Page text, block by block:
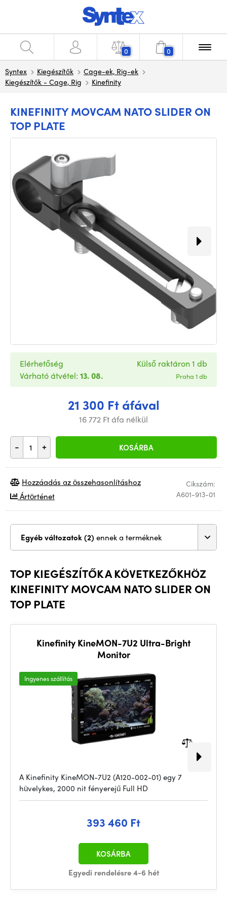
0 0
Syntex Kiegészítők
Cage-ek, Rig-ek
Kiegészítők - Cage, Rig
Kinefinity
KINEFINITY MOVCAM NATO SLIDER ON
TOP PLATE
21 300 Ft áfával
16 772 Ft áfa nélkül
- + KOSÁRBA
Elérhetőség
Várható átvétel: 13. 08.
Külső raktáron 1 db
Praha 1 db
Cikszám:
A601-913-01
Hozzáadás az összehasonlításhoz
Ártörténet
Egyéb változatok (2) ennek a terméknek
TOP KIEGÉSZÍTŐK A KÖVETKEZŐKHÖZ
KINEFINITY MOVCAM NATO SLIDER ON
TOP PLATE
Kinefinity KineMON-7U2 Ultra-Bright
Monitor
Ingyenes szállítás
A Kinefinity KineMON-7U2 (A120-002-01) egy 7
hüvelykes, 2000 nit fényerejű Full HD
393 460 Ft
Egyedi rendelésre 4-6 hét
KOSÁRBA